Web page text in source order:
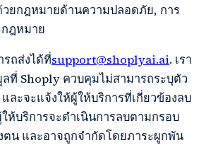
ยกฎหมายด้านความปลอดภัย, การ
ฎหมาย
ถส่งได้ที่support@shoplyai.ai. เรา
ที่ Shoply ควบคุมไม่สามารถระบุตัว
ะจะแจ้งให้ผู้ให้บริการที่เกี่ยวข้องลบ
บริการจะดำเนินการลบตามกรอบ
ตน และอาจถูกจำกัดโดยภาระผูกพัน